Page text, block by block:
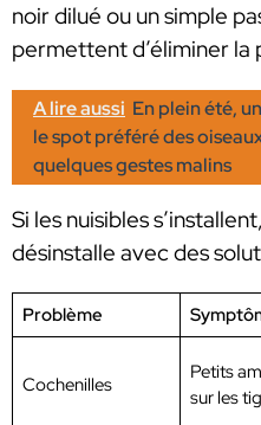
noir dilué ou un simple
permettent d’éliminer la
A lire aussi En plein été,
le spot préféré des
quelques gestes malins
Si les nuisibles
désinstalle avec des
Problème
Cochenilles
Petits
sur les